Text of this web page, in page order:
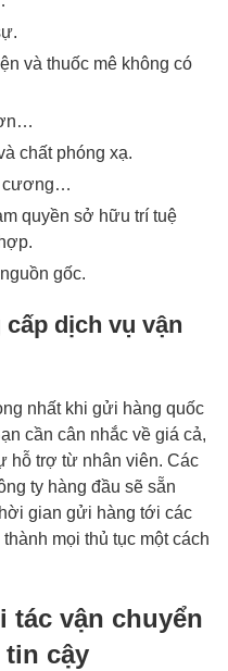
và thuốc mê không có
chất phóng xạ.
cương…
quyền sở hữu trí tuệ
gốc.
dịch vụ vận
nhất khi gửi hàng quốc
cần cân nhắc về giá cả,
hỗ trợ từ nhân viên. Các
ty hàng đầu sẽ sẵn
gian gửi hàng tới các
mọi thủ tục một cách
tác vận chuyển
tin cậy